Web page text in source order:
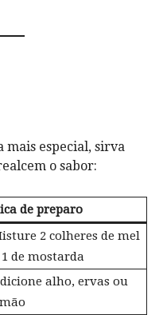
mais especial, sirva
o sabor:
de preparo
2 colheres de mel
1 de mostarda
alho, ervas ou